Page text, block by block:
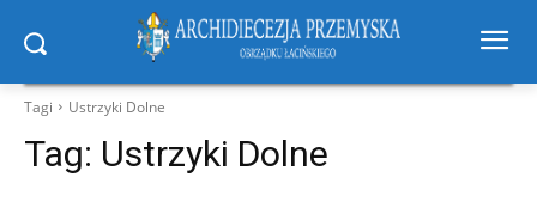
Tagi Ustrzyki Dolne
Tag: Ustrzyki Dolne